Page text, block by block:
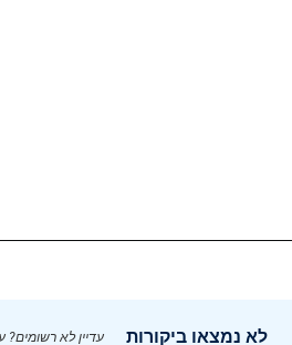
לא נמצאו ביקורות עדיין לא